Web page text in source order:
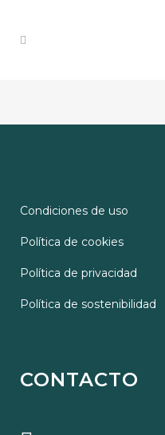
Condiciones de uso
Política de cookies
Política de privacidad
Política de sostenibilidad
CONTACTO